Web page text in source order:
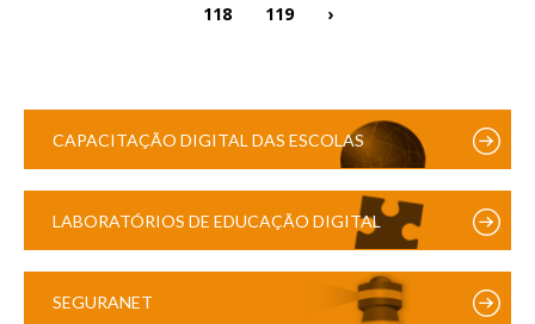
118
119 ›
CAPACITAÇÃO DIGITAL DAS ESCOLAS
LABORATÓRIOS DE EDUCAÇÃO DIGITAL
SEGURANET